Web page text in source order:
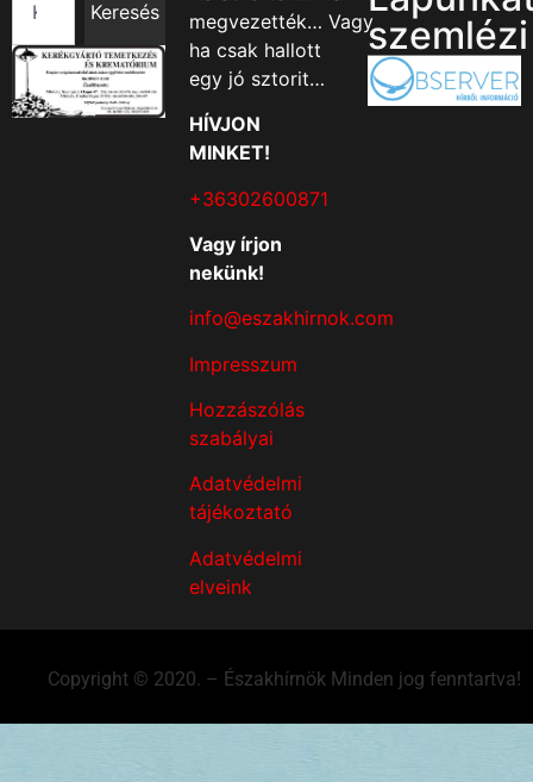
Keresés
megvezették… Vagy
ha csak hallott
egy jó sztorit…
HÍVJON
MINKET!
+36302600871
Vagy írjon
nekünk!
info@eszakhirnok.com
Impresszum
Hozzászólás
szabályai
Adatvédelmi
tájékoztató
Adatvédelmi
elveink
szemlézi
Copyright © 2020. – Északhírnök Minden jog fenntartva!